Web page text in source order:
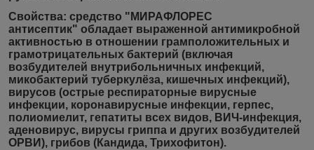
Свойства: средство "МИРАФЛОРЕС
антисептик" обладает выраженной антимикробной
активностью в отношении грамположительных и
грамотрицательных бактерий (включая
возбудителей внутрибольничных инфекций,
микобактерий туберкулёза, кишечных инфекций),
вирусов (острые респираторные вирусные
инфекции, коронавирусные инфекции, герпес,
полиомиелит, гепатиты всех видов, ВИЧ-инфекция,
аденовирус, вирусы гриппа и других возбудителей
ОРВИ), грибов (Кандида, Трихофитон).